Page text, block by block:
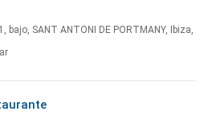
bajo, SANT ANTONI DE PORTMANY, Ibiza,